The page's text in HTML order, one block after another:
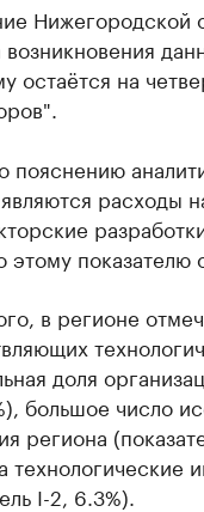
Нижегородской
остаётся на
пояснению
расходы
этому показателю
в регионе
доля
большое число
региона
технологические
I-2, 6.3%).